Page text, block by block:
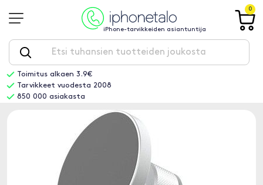
iPhone-tarvikkeiden asiantuntija
0
Toimitus alkaen 3.9€
Tarvikkeet vuodesta 2008
850 000 asiakasta